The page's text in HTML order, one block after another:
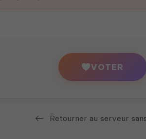
VOTER
Retourner au serveur